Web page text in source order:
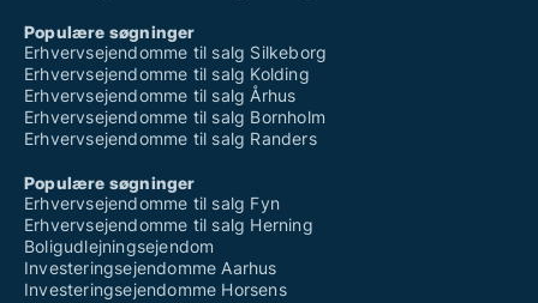
Populære søgninger
Erhvervsejendomme til salg Silkeborg
Erhvervsejendomme til salg Kolding
Erhvervsejendomme til salg Århus
Erhvervsejendomme til salg Bornholm
Erhvervsejendomme til salg Randers
Populære søgninger
Erhvervsejendomme til salg Fyn
Erhvervsejendomme til salg Herning
Boligudlejningsejendom
Investeringsejendomme Aarhus
Investeringsejendomme Horsens